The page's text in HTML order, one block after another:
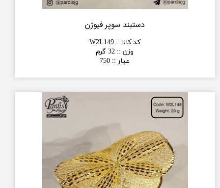
دستبند سوپر فیوژن
کد کالا ::
W2L149
وزن :: 32 گرم
عیار ::
750